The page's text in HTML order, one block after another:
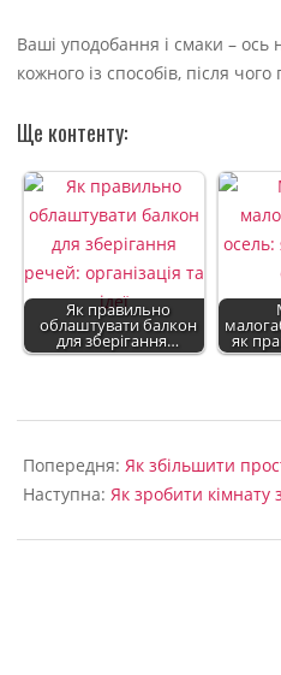
Ваші уподобання і смаки –
кожного із способів, після
Ще контенту:
Як правильно
облаштувати балкон
для зберігання… як
09-
04
Попередня: Як збільшити
Наступна: Як зробити кімнату